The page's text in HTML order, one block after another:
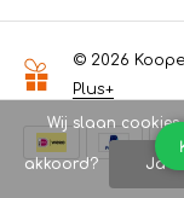
© 2026
Plus+
Wij slaan
akkoord? Ja